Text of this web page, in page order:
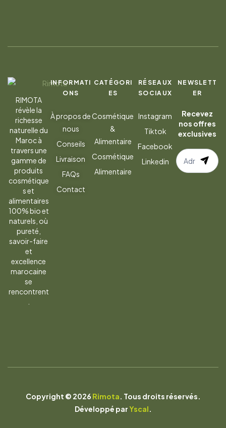
RIMOTA
révèle la
richesse
naturelle du
Maroc à
travers une
gamme de
produits
cosmétique
s et
alimentaires
100% bio et
naturels, où
pureté,
savoir-faire
et
excellence
marocaine
se
rencontrent
INFORMATI
ONS
À propos de
nous
Conseils
Livraison
FAQs
Contact
CATÉGORI
ES
Cosmétique
&
Alimentaire
Cosmétique
Alimentaire
RÉSEAUX
SOCIAUX
Instagram
Tiktok
Facebook
Linkedin
NEWSLETT
ER
Recevez
nos offres
exclusives
S’abonner
à
Copyright © 2026 Rimota. Tous droits réservés.
Développé parYscal.